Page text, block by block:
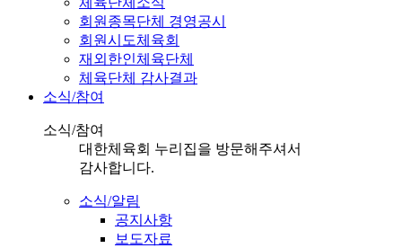
회원종목단체 경영공시
회원시도체육회
재외한인체육단체
체육단체 감사결과
소식/참여
소식/참여
대한체육회 누리집을 방문해주셔서
감사합니다.
소식/알림
공지사항
보도자료